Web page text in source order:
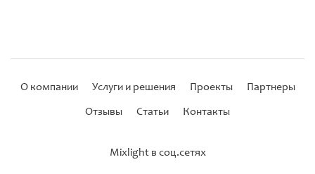
О компании Услуги и решения Проекты Партнеры
Отзывы Статьи Контакты
Mixlight в соц.сетях